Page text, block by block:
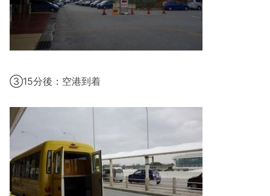
③15分後：空港到着